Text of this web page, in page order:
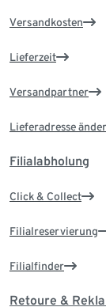
Versandkosten
Lieferzeit
Versandpartner
Lieferadresse
Filialabholung
Click & Collect
Filialreservierung
Filialfinder
Retoure &